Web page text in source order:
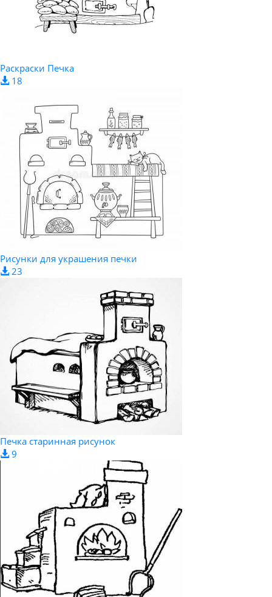
Раскраски Печка
18
Рисунки для украшения печки
23
Печка старинная рисунок
9